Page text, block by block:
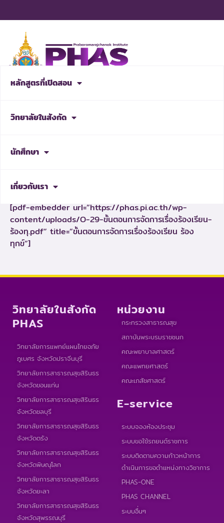
to
content
หลักสูตรที่เปิดสอน
วิทยาลัยในสังกัด
นักศึกษา
เกี่ยวกับเรา
เรื่องร้องเรียนการทุจริต
[pdf-embedder url=”https://phas.pi.ac.th/wp-
content/uploads/O-29-ขั้นตอนการจัดการเรื่องร้องเรียน-
ร้องทุ.pdf” title=”ขั้นตอนการจัดการเรื่องร้องเรียน ร้อง
ทุกข์”]
วิทยาลัยในสังกัด
PHAS
วิทยาลัยการแพทย์แผนไทยอภัย
ภูเบศร จังหวัดปราจีนบุรี
วิทยาลัยการสาธารณสุขสิรินธร
จังหวัดขอนแก่น
วิทยาลัยการสาธารณสุขสิรินธร
จังหวัดชลบุรี
วิทยาลัยการสาธารณสุขสิรินธร
จังหวัดตรัง
วิทยาลัยการสาธารณสุขสิรินธร
จังหวัดพิษณุโลก
วิทยาลัยการสาธารณสุขสิรินธร
จังหวัดยะลา
วิทยาลัยการสาธารณสุขสิรินธร
จังหวัดสุพรรณบุรี
หน่วยงาน
กระทรวงสาธารณสุข
สถาบันพระบรมราชชนก
คณะพยาบาลศาสตร์
คณะแพทยศาสตร์
คณะเภสัชศาสตร์
E-service
ระบบจองห้องประชุม
ระบบขอใช้รถยนต์ราชการ
ระบบติดตามความก้าวหน้าการ
ดำเนินการขอตำแหน่งทางวิชาการ
PHAS-ONE
PHAS CHANNEL
ระบบอื่นๆ